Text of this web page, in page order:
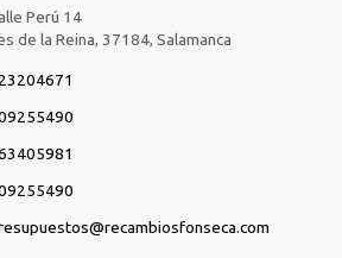
Perú 14
de la Reina, 37184, Salamanca
recambiosfonseca.com